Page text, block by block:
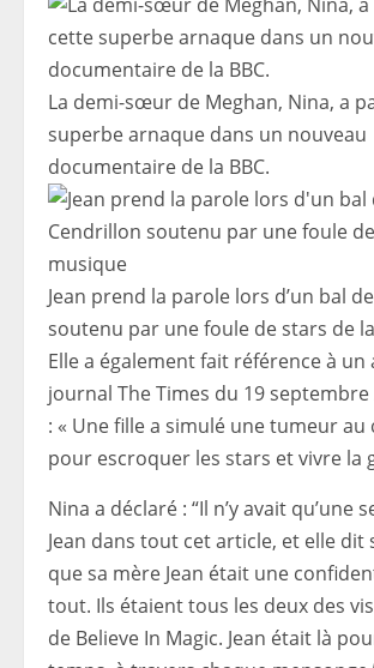
La demi-sœur de Meghan, Nina, a
superbe arnaque dans un nouveau
documentaire de la BBC.
Jean prend la parole lors d’un bal
soutenu par une foule de stars de
Elle a également fait référence à un
journal The Times du 19
: « Une fille a simulé une tumeur au
pour escroquer les stars et vivre la
Nina a déclaré : “Il n’y avait qu’une
Jean dans tout cet article, et elle
que sa mère Jean était une
tout. Ils étaient tous les deux des
de Believe In Magic. Jean était là